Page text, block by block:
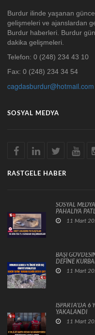
Burdur ilinde yaşanan
gelişmeleri ve ajanslardan
Burdur haberleri. Burdur
dakika gelişmeleri.
Telefon: 0 (248) 234 43 10
Fax: 0 (248) 234 34 54
cagdasburdur@hotmail.com
SOSYAL MEDYA
RASTGELE HABER
SOSYAL
PAHALIYA
11 Mart
BAŞI
DEFİNE
11 Mart
ISPARTA’DA 6
YAKALANDI
11 Mart